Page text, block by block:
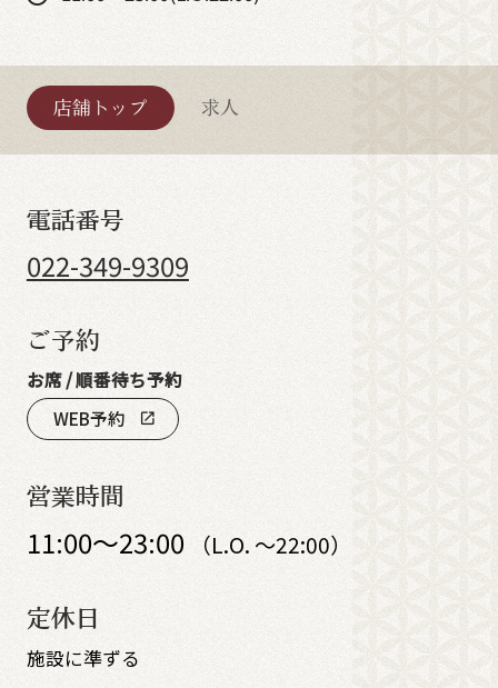
店舗トップ 求人
電話番号
022-349-9309
ご予約
お席 / 順番待ち予約
WEB予約
open_in_new
営業時間
11:00～23:00 （L.O. ～22:00）
定休日
施設に準ずる